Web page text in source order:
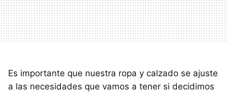
Es importante que nuestra ropa y calzado se ajuste
a las necesidades que vamos a tener si decidimos